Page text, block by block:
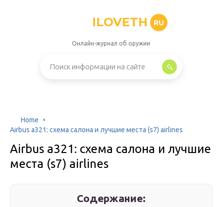
ILOVETH RU
Онлайн-журнал об оружии
Home
Airbus a321: схема салона и лучшие места (s7) airlines
Airbus a321: схема салона и лучшие
места (s7) airlines
Содержание: